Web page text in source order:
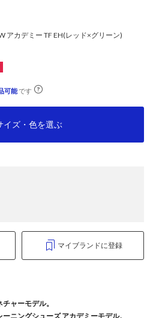
アカデミー TF EH(レッド×グリーン)
可能です
イズ・色を選ぶ
マイブランドに登録
ャーモデル。
ニングシューズ アカデミーモデル。